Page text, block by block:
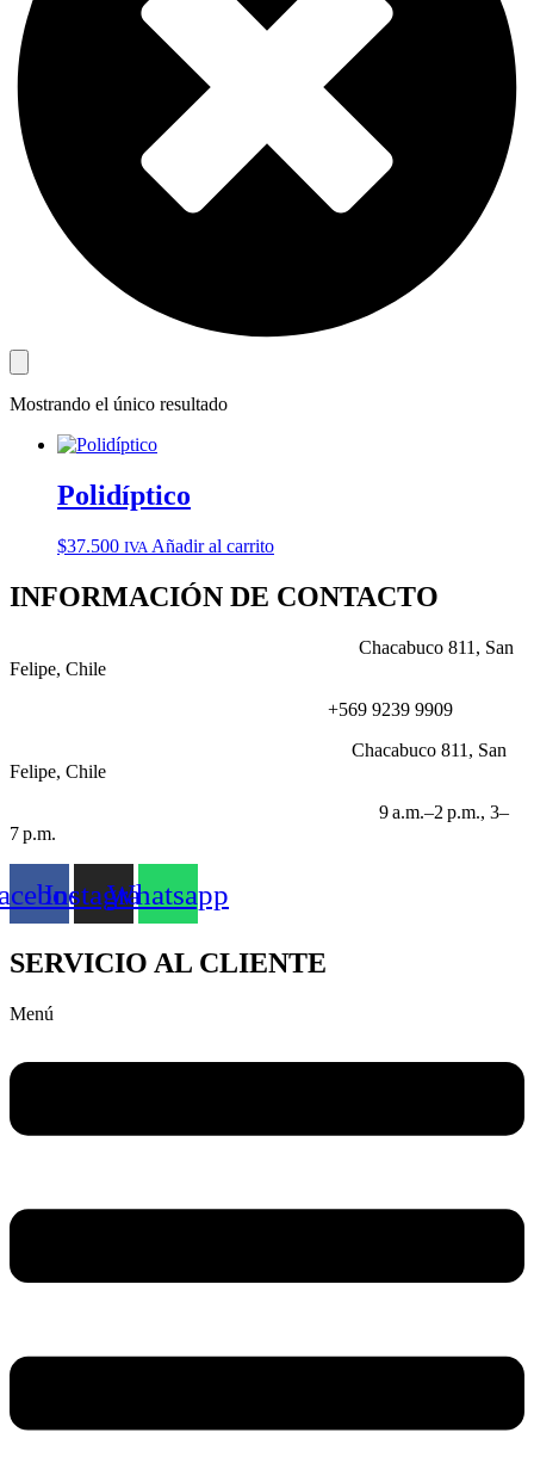
Mostrando el único resultado
Polidíptico
$37.500 IVA Añadir al carrito
INFORMACIÓN DE CONTACTO
Chacabuco 811, San
Felipe, Chile
+569 9239 9909
Chacabuco 811, San
Felipe, Chile
9 a.m.–2 p.m., 3–
7 p.m.
InstagramWhatsapp
SERVICIO AL CLIENTE
Menú